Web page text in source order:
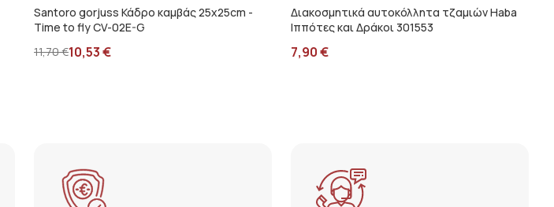
Santoro gorjuss Κάδρο καμβάς 25x25cm -
Time to fly CV-02E-G
11,70€10,53€
Διακοσμητικά αυτοκόλλητα τζαμιών Haba
Ιππότες και Δράκοι 301553
7,90€